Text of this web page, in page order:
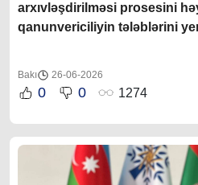
arxıvləşdirilməsi prosesini
qanunvericiliyin tələblərini
Bakı 26-06-2026
0 0 1274